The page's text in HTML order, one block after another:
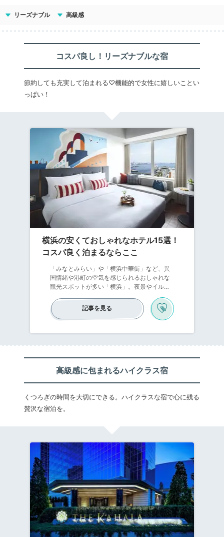
リーズナブル 高級感
コスパ良し！リーズナブルな宿
節約しても充実して泊まれる♡機能的で女性に嬉しいことい
っぱい！
横浜の安くておしゃれなホテル15選！
コスパ良く泊まるならここ
「みなとみらい」や「横浜中華街」など、異
国情緒や港町の空気を感じられるおしゃれな
観光スポットが多い「横浜」。夜景やイルミ
をときめかせる場所もたくさんあります♡そ
んな横浜の旅で、ホテルへ着いたらなんだか
味気ない空間…なんてナンセンスですよね！
観光を楽しめばより素敵な旅になりますよ♪
記事を見る
高級感に包まれるハイクラス宿
くつろぎの時間を大切にできる。ハイクラスな宿で心に残る
贅沢な宿泊を。